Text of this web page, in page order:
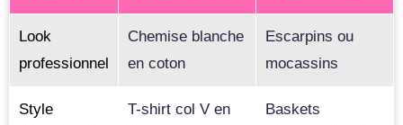
Look
professionnel
Chemise blanche
en coton
Escarpins ou
mocassins
Style
T-shirt col V en
Baskets